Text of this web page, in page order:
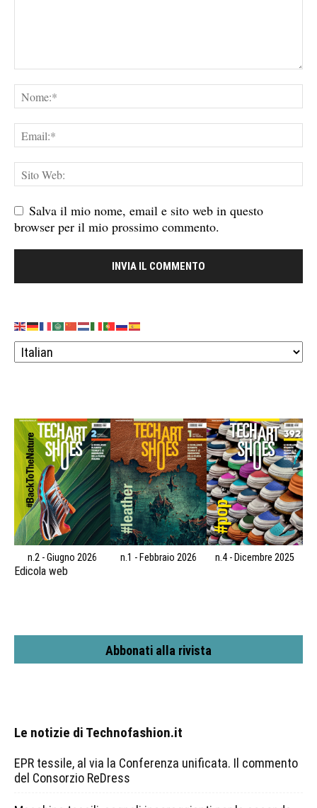
Salva il mio nome, email e sito web in questo
browser per il mio prossimo commento.
n.2 - Giugno 2026 n.1 - Febbraio 2026 n.4 - Dicembre 2025
Edicola web
Abbonati alla rivista
Le notizie di Technofashion.it
EPR tessile, al via la Conferenza unificata. Il commento
del Consorzio ReDress